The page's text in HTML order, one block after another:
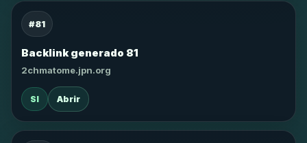
#81
Backlink generado 81
2chmatome.jpn.org
SI Abrir